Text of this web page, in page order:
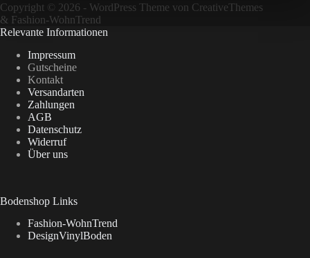
Copyright © 2026 - WordPress Theme von CreativeThemes
& Fashion-WohnTrend
Relevante Informationen
Impressum
Gutscheine
Kontakt
Versandarten
Zahlungen
AGB
Datenschutz
Widerruf
Über uns
Bodenshop Links
Fashion-WohnTrend
DesignVinylBoden